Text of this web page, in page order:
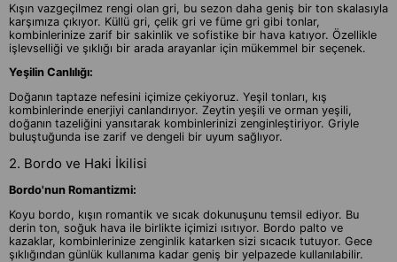
Kışın vazgeçilmez rengi olan gri, bu sezon daha geniş bir ton skalasıyla
karşımıza çıkıyor. Küllü gri, çelik gri ve füme gri gibi tonlar,
kombinlerinize zarif bir sakinlik ve sofistike bir hava katıyor. Özellikle
işlevselliği ve şıklığı bir arada arayanlar için mükemmel bir seçenek.
Yeşilin Canlılığı:
Doğanın taptaze nefesini içimize çekiyoruz. Yeşil tonları, kış
kombinlerinde enerjiyi canlandırıyor. Zeytin yeşili ve orman yeşili,
doğanın tazeliğini yansıtarak kombinlerinizi zenginleştiriyor. Griyle
buluştuğunda ise zarif ve dengeli bir uyum sağlıyor.
2. Bordo ve Haki İkilisi
Bordo'nun Romantizmi:
Koyu bordo, kışın romantik ve sıcak dokunuşunu temsil ediyor. Bu
derin ton, soğuk hava ile birlikte içimizi ısıtıyor. Bordo palto ve
kazaklar, kombinlerinize zenginlik katarken sizi sıcacık tutuyor. Gece
şıklığından günlük kullanıma kadar geniş bir yelpazede kullanılabilir.